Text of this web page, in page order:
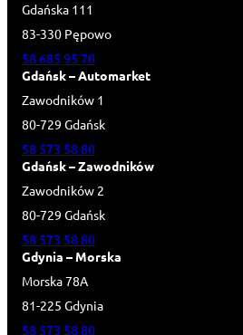
Gdańska 111
83-330 Pępowo
58 685 95 70
Gdańsk – Automarket
Zawodników 1
80-729 Gdańsk
58 573 58 80
Gdańsk – Zawodników
Zawodników 2
80-729 Gdańsk
58 573 58 80
Gdynia – Morska
Morska 78A
81-225 Gdynia
58 573 58 80